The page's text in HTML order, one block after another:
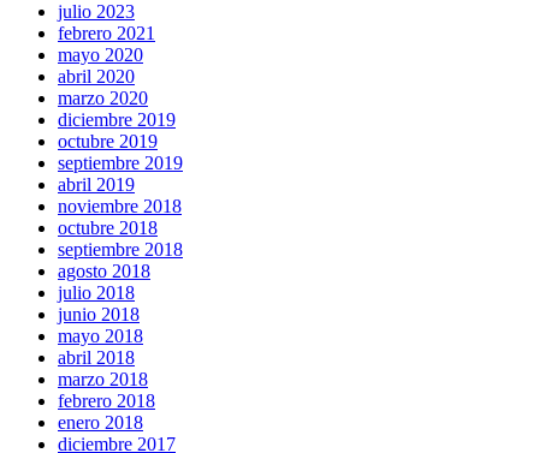
julio 2023
febrero 2021
mayo 2020
abril 2020
marzo 2020
diciembre 2019
octubre 2019
septiembre 2019
abril 2019
noviembre 2018
octubre 2018
septiembre 2018
agosto 2018
julio 2018
junio 2018
mayo 2018
abril 2018
marzo 2018
febrero 2018
enero 2018
diciembre 2017